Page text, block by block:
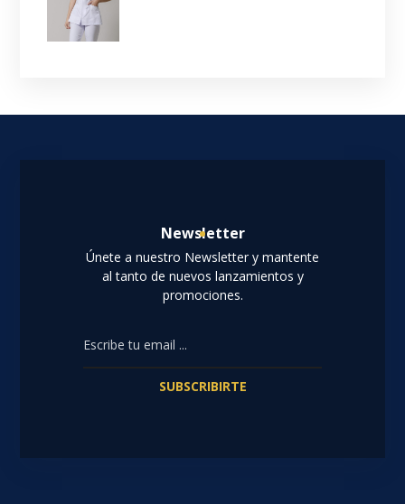
Newsletter
Únete a nuestro Newsletter y mantente
al tanto de nuevos lanzamientos y
promociones.
SUBSCRIBIRTE